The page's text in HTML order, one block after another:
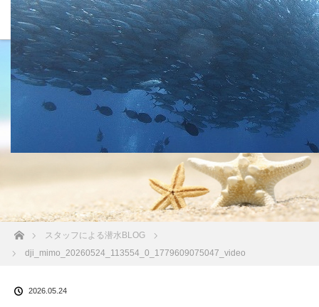
沖縄の海 BLOG
ホームスタッフによる潜水BLOG
dji_mimo_20260524_113554_0_1779609075047_video
2026.05.24